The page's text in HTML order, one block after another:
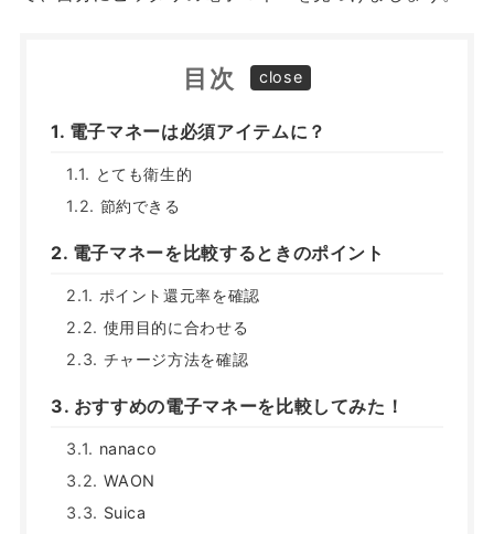
目次
電子マネーは必須アイテムに？
とても衛生的
節約できる
電子マネーを比較するときのポイント
ポイント還元率を確認
使用目的に合わせる
チャージ方法を確認
おすすめの電子マネーを比較してみた！
nanaco
WAON
Suica